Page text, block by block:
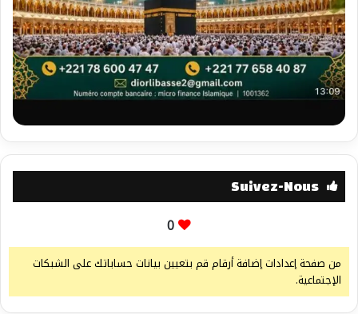
Suivez-Nous
0
من صفحة إعدادات إضافة أرقام قم بتعيين بيانات حساباتك على الشبكات
الإجتماعية.